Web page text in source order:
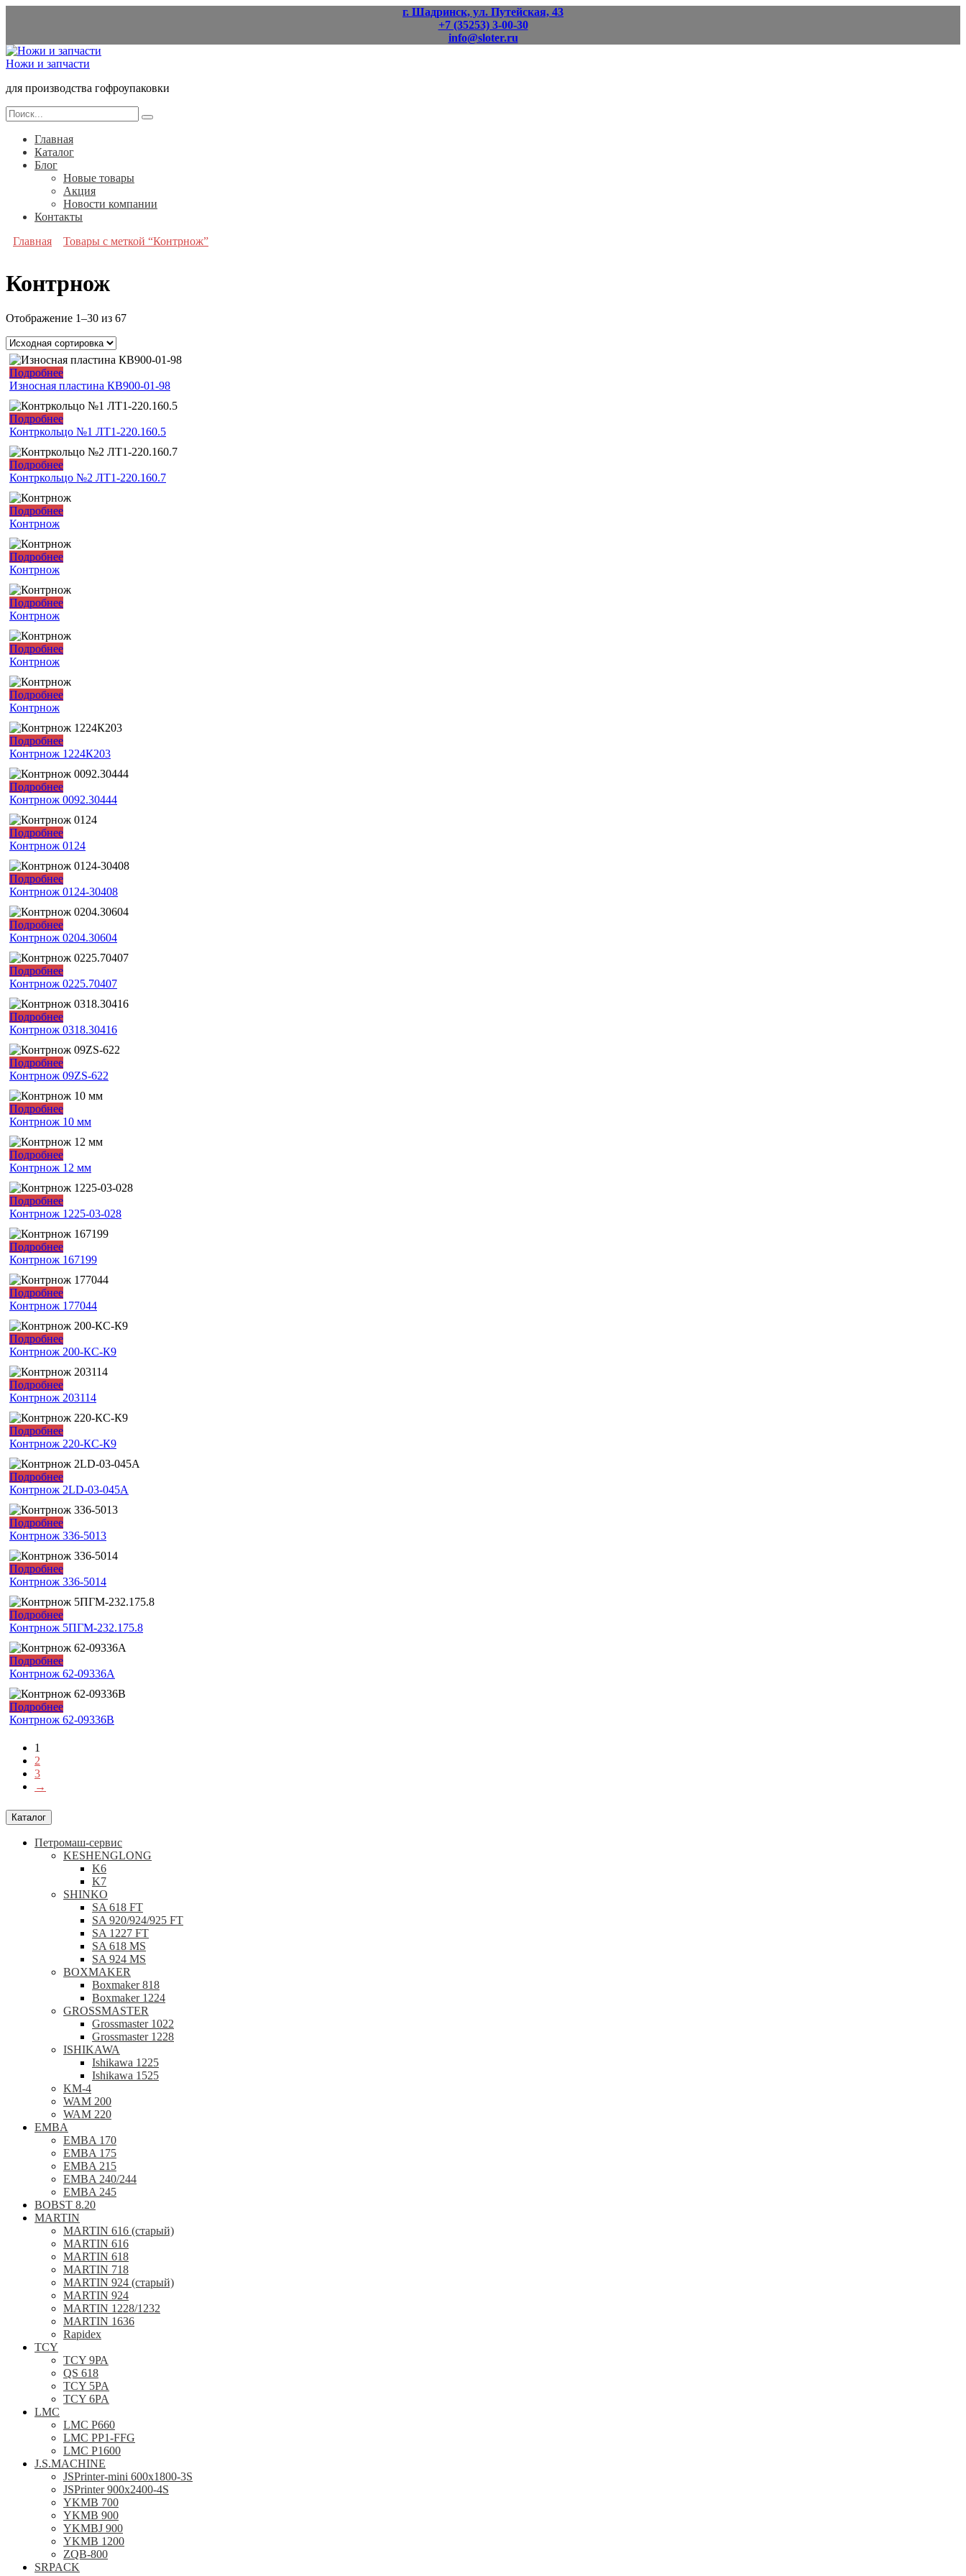
г. Шадринск, ул. Путейская, 43
+7 (35253) 3-00-30
info@sloter.ru
Ножи и запчасти
для производства гофроупаковки
Search
for:
Главная
Каталог
Блог
Новые товары
Акция
Новости компании
Контакты
Главная
Товары с меткой “Контрнож”
Контрнож
Отображение 1–30 из 67
Подробнее
Износная пластина КВ900-01-98
Подробнее
Контркольцо №1 ЛТ1-220.160.5
Подробнее
Контркольцо №2 ЛТ1-220.160.7
Подробнее
Контрнож
Подробнее
Контрнож
Подробнее
Контрнож
Подробнее
Контрнож
Подробнее
Контрнож
Подробнее
Контрнож 1224К203
Подробнее
Контрнож 0092.30444
Подробнее
Контрнож 0124
Подробнее
Контрнож 0124-30408
Подробнее
Контрнож 0204.30604
Подробнее
Контрнож 0225.70407
Подробнее
Контрнож 0318.30416
Подробнее
Контрнож 09ZS-622
Подробнее
Контрнож 10 мм
Подробнее
Контрнож 12 мм
Подробнее
Контрнож 1225-03-028
Подробнее
Контрнож 167199
Подробнее
Контрнож 177044
Подробнее
Контрнож 200-КС-К9
Подробнее
Контрнож 203114
Подробнее
Контрнож 220-КС-К9
Подробнее
Контрнож 2LD-03-045А
Подробнее
Контрнож 336-5013
Подробнее
Контрнож 336-5014
Подробнее
Контрнож 5ПГМ-232.175.8
Подробнее
Контрнож 62-09336A
Подробнее
Контрнож 62-09336B
1
2
3
→
Каталог
Петромаш-сервис
KESHENGLONG
K6
K7
SHINKO
SA 618 FT
SA 920/924/925 FT
SA 1227 FT
SA 618 MS
SA 924 MS
BOXMAKER
Boxmaker 818
Boxmaker 1224
GROSSMASTER
Grossmaster 1022
Grossmaster 1228
ISHIKAWA
Ishikawa 1225
Ishikawa 1525
KM-4
WAM 200
WAM 220
EMBA
EMBA 170
EMBA 175
EMBA 215
EMBA 240/244
EMBA 245
BOBST 8.20
MARTIN
MARTIN 616 (старый)
MARTIN 616
MARTIN 618
MARTIN 718
MARTIN 924 (старый)
MARTIN 924
MARTIN 1228/1232
MARTIN 1636
Rapidex
TCY
TCY 9РА
QS 618
TCY 5PA
TCY 6PA
LMC
LMC P660
LMC PP1-FFG
LMC P1600
J.S.MACHINE
JSPrinter-mini 600x1800-3S
JSPrinter 900x2400-4S
YKMB 700
YKMB 900
YKMBJ 900
YKMB 1200
ZQB-800
SRPACK